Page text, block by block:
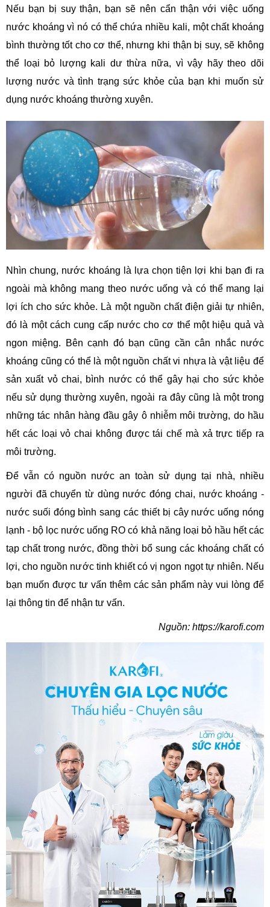
Nếu bạn bị suy thận, bạn sẽ nên cẩn thận với việc uống
nước khoáng vì nó có thể chứa nhiều kali, một chất khoáng
bình thường tốt cho cơ thể, nhưng khi thận bị suy, sẽ không
thể loại bỏ lượng kali dư ​​thừa nữa, vì vậy hãy theo dõi
lượng nước và tình trạng sức khỏe của bạn khi muốn sử
dụng nước khoáng thường xuyên.
Nhìn chung, nước khoáng là lựa chọn tiện lợi khi bạn đi ra
ngoài mà không mang theo nước uống và có thể mang lại
lợi ích cho sức khỏe. Là một nguồn chất điện giải tự nhiên,
đó là một cách cung cấp nước cho cơ thể một hiệu quả và
ngon miệng. Bên cạnh đó bạn cũng cần cân nhắc nước
khoáng cũng có thể là một nguồn chất vi nhựa là vật liệu để
sản xuất vỏ chai, bình nước có thể gây hại cho sức khỏe
nếu sử dụng thường xuyên, ngoài ra đây cũng là một trong
những tác nhân hàng đầu gây ô nhiễm môi trường, do hầu
hết các loại vỏ chai không được tái chế mà xả trực tiếp ra
môi trường.
Để vẫn có nguồn nước an toàn sử dụng tại nhà, nhiều
người đã chuyển từ dùng nước đóng chai, nước khoáng -
nước suối đóng bình sang các thiết bị cây nước uống nóng
lạnh - bộ lọc nước uống RO có khả năng loại bỏ hầu hết các
tạp chất trong nước, đồng thời bổ sung các khoáng chất có
lợi, cho nguồn nước tinh khiết có vị ngon ngọt tự nhiên. Nếu
bạn muốn được tư vấn thêm các sản phẩm này vui lòng để
lại thông tin để nhận tư vấn.
Nguồn: https://karofi.com